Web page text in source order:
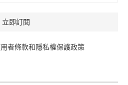
者條款和隱私權保護政策